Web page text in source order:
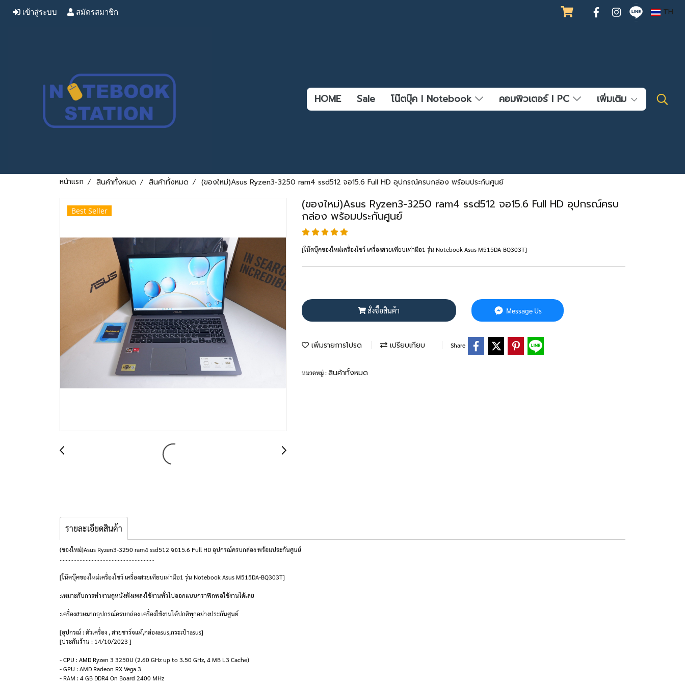
เข้าสู่ระบบ สมัครสมาชิก TH
HOME Sale โน๊ตบุ๊ค l Notebook คอมพิวเตอร์ l PC เพิ่มเติม
หน้าแรก สินค้าทั้งหมด สินค้าทั้งหมด (ของใหม่)Asus Ryzen3-3250 ram4 ssd512 จอ15.6 Full HD อุปกรณ์ครบกล่อง พร้อมประกันศูนย์
Best Seller
(ของใหม่)Asus Ryzen3-3250 ram4 ssd512 จอ15.6 Full HD อุปกรณ์ครบ
กล่อง พร้อมประกันศูนย์
[โน๊ตบุ๊คของใหม่เครื่องโชว์ เครื่องสวยเทียบเท่ามือ1 รุ่น Notebook Asus M515DA-BQ303T]
สั่งซื้อสินค้า Message Us
เพิ่มรายการโปรด เปรียบเทียบ Share
หมวดหมู่ :สินค้าทั้งหมด
รายละเอียดสินค้า
(ของใหม่)Asus Ryzen3-3250 ram4 ssd512 จอ15.6 Full HD อุปกรณ์ครบกล่อง พร้อมประกันศูนย์
..............................................................
[โน๊ตบุ๊คของใหม่เครื่องโชว์ เครื่องสวยเทียบเท่ามือ1 รุ่น Notebook Asus M515DA-BQ303T]
:เหมาะกับการทำงานดูหนังฟังเพลงใช้งานทั่วไปออกแบบกราฟิกพอใช้งานได้เลย
:เครื่องสวยมากอุปกรณ์ครบกล่อง เครื่องใช้งานได้ปกติทุกอย่างประกันศูนย์
[อุปกรณ์ : ตัวเครื่อง , สายชาร์จแท้,กล่องasus,กระเป๋าasus]
[ประกันร้าน : 14/10/2023 ]
- CPU : AMD Ryzen 3 3250U (2.60 GHz up to 3.50 GHz, 4 MB L3 Cache)
- GPU : AMD Radeon RX Vega 3
- RAM : 4 GB DDR4 On Board 2400 MHz